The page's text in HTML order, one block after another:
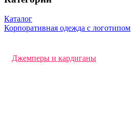
Каталог
Корпоративная одежда с логотипом
Джемперы и кардиганы